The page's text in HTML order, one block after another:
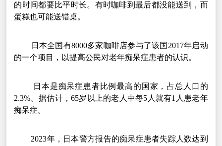
的时间都要比平时长。有时咖啡到最后都没能送到，而
蛋糕也可能送错桌。
日本全国有8000多家咖啡店参与了该国2017年启动
的一个项目，以提高公民对老年痴呆症患者的认识。
日本是痴呆症患者比例最高的国家，占总人口的
2.3%。据估计，65岁以上的老人中每5人就有1人患老年
痴呆症。
2023年，日本警方报告的痴呆症患者失踪人数达到